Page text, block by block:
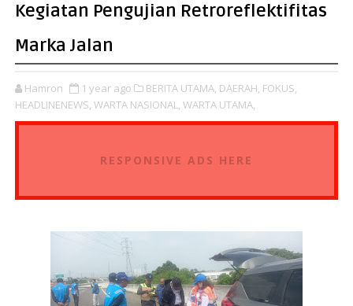
Kegiatan Pengujian Retroreflektifitas
Marka Jalan
Hamron 1 year ago BERITA UTAMA, DAERAH, FOKUS,
HEADLINENEWS, WARTA NASIONAL, WARTA UTAMA,
RESPONSIVE ADS HERE